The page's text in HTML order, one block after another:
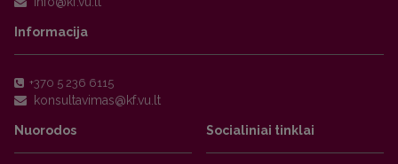
Informacija
+370 5 236 6115
Nuorodos Socialiniai tinklai